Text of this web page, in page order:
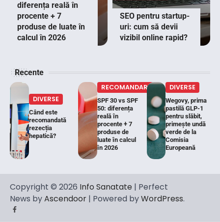
diferența reală în
procente + 7
produse de luate în
calcul în 2026
SEO pentru startup-
uri: cum să devii
vizibil online rapid?
Recente
DIVERSE
Când este
recomandată
rezecția
hepatică?
RECOMANDARI
SPF 30 vs SPF
50: diferența
reală în
procente + 7
produse de
luate în calcul
în 2026
DIVERSE
Wegovy, prima
pastilă GLP-1
pentru slăbit,
primește undă
verde de la
Comisia
Europeană
Copyright © 2026 Info Sanatate | Perfect
News byAscendoor | Powered byWordPress.
Facebook